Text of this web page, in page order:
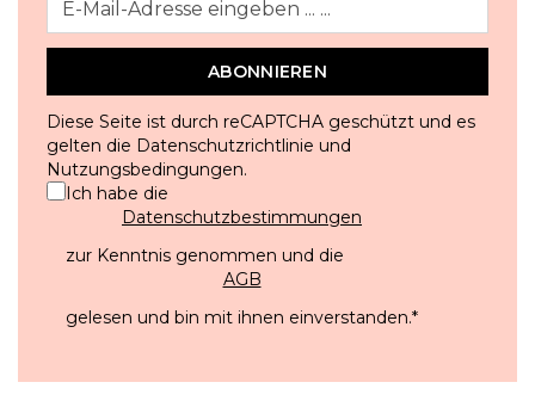
ABONNIEREN
Diese Seite ist durch reCAPTCHA geschützt und es
gelten die Datenschutzrichtlinie und
Nutzungsbedingungen.
Ich habe die
Datenschutzbestimmungen
zur Kenntnis genommen und die
AGB
gelesen und bin mit ihnen einverstanden.*